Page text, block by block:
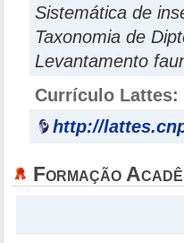
Sistemática de
Taxonomia de
Levantamento
Currículo Lattes:
http://
Formação